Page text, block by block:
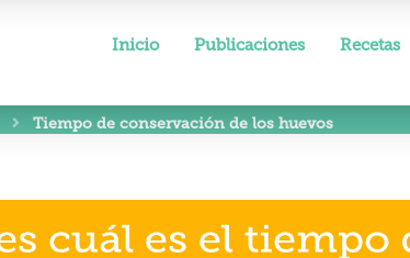
Inicio Publicaciones Recetas
Tiempo de conservación de los huevos